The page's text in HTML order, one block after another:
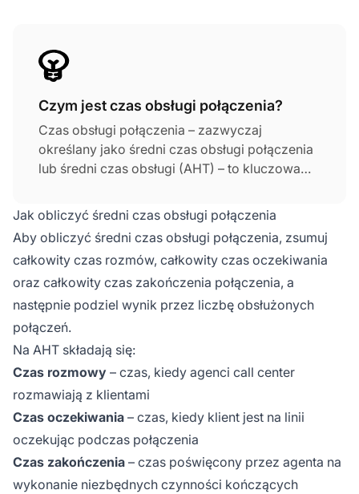
Czym jest czas obsługi połączenia?
Czas obsługi połączenia – zazwyczaj
określany jako średni czas obsługi połączenia
lub średni czas obsługi (AHT) – to kluczowa
produktywności, efektywności operacyjnej i
wydajności agentów. Pokazuje średni czas
trwania interakcji z klientem w call center,
liczony od momentu zainicjowania połączenia
do jego zakończenia.
Jak obliczyć średni czas obsługi połączenia
Aby obliczyć średni czas obsługi połączenia, zsumuj
całkowity czas rozmów, całkowity czas oczekiwania
oraz całkowity czas zakończenia połączenia, a
następnie podziel wynik przez liczbę obsłużonych
połączeń.
Na AHT składają się:
Czas rozmowy – czas, kiedy agenci call center
rozmawiają z klientami
Czas oczekiwania – czas, kiedy klient jest na linii
oczekując podczas połączenia
Czas zakończenia – czas poświęcony przez agenta na
wykonanie niezbędnych czynności kończących